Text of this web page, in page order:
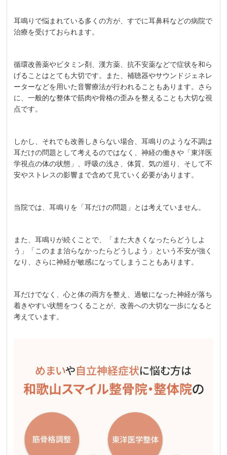
耳鳴りで悩まれている多くの方が、すでに耳鼻科などの病院で
治療を受けておられます。
循環改善薬やビタミン剤、漢方薬、抗不安薬などで症状を和ら
げることはとても大切です。また、補聴器やサウンドジェネレ
ーターなどを用いた音響療法が行われることもあります。さら
に、一般的な整体で筋肉や骨格の歪みを整えることも大切な視
点です。
しかし、それでも改善しきらない場合、耳鳴りのような不調は
耳だけの問題として考えるのではなく、神経の働きや「東洋医
学視点の体の状態」、呼吸の浅さ、体質、気の巡り、そして不
安やストレスの影響まで含めて見ていく必要があります。
当院では、耳鳴りを「耳だけの問題」とは考えていません。
また、耳鳴りが続くことで、「また大きくなったらどうしよ
う」「このまま治らなかったらどうしよう」という不安が強く
なり、さらに神経が敏感になってしまうこともあります。
耳だけでなく、心と体の両方を整え、過敏になった神経が落ち
着きやすい状態をつくることが、改善への大切な一歩になると
考えています。